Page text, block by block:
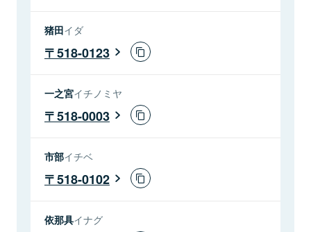
猪田イダ
518-0123
一之宮イチノミヤ
518-0003
市部イチベ
518-0102
依那具イナグ